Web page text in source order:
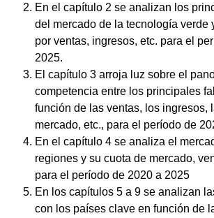
En el capítulo 2 se analizan los
del mercado de la tecnología verde
por ventas, ingresos, etc. para el
2025.
El capítulo 3 arroja luz sobre el
competencia entre los principales
función de las ventas, los ingresos,
mercado, etc., para el período de
En el capítulo 4 se analiza el
regiones y su cuota de mercado,
para el período de 2020 a 2025
En los capítulos 5 a 9 se analizan
con los países clave en función de